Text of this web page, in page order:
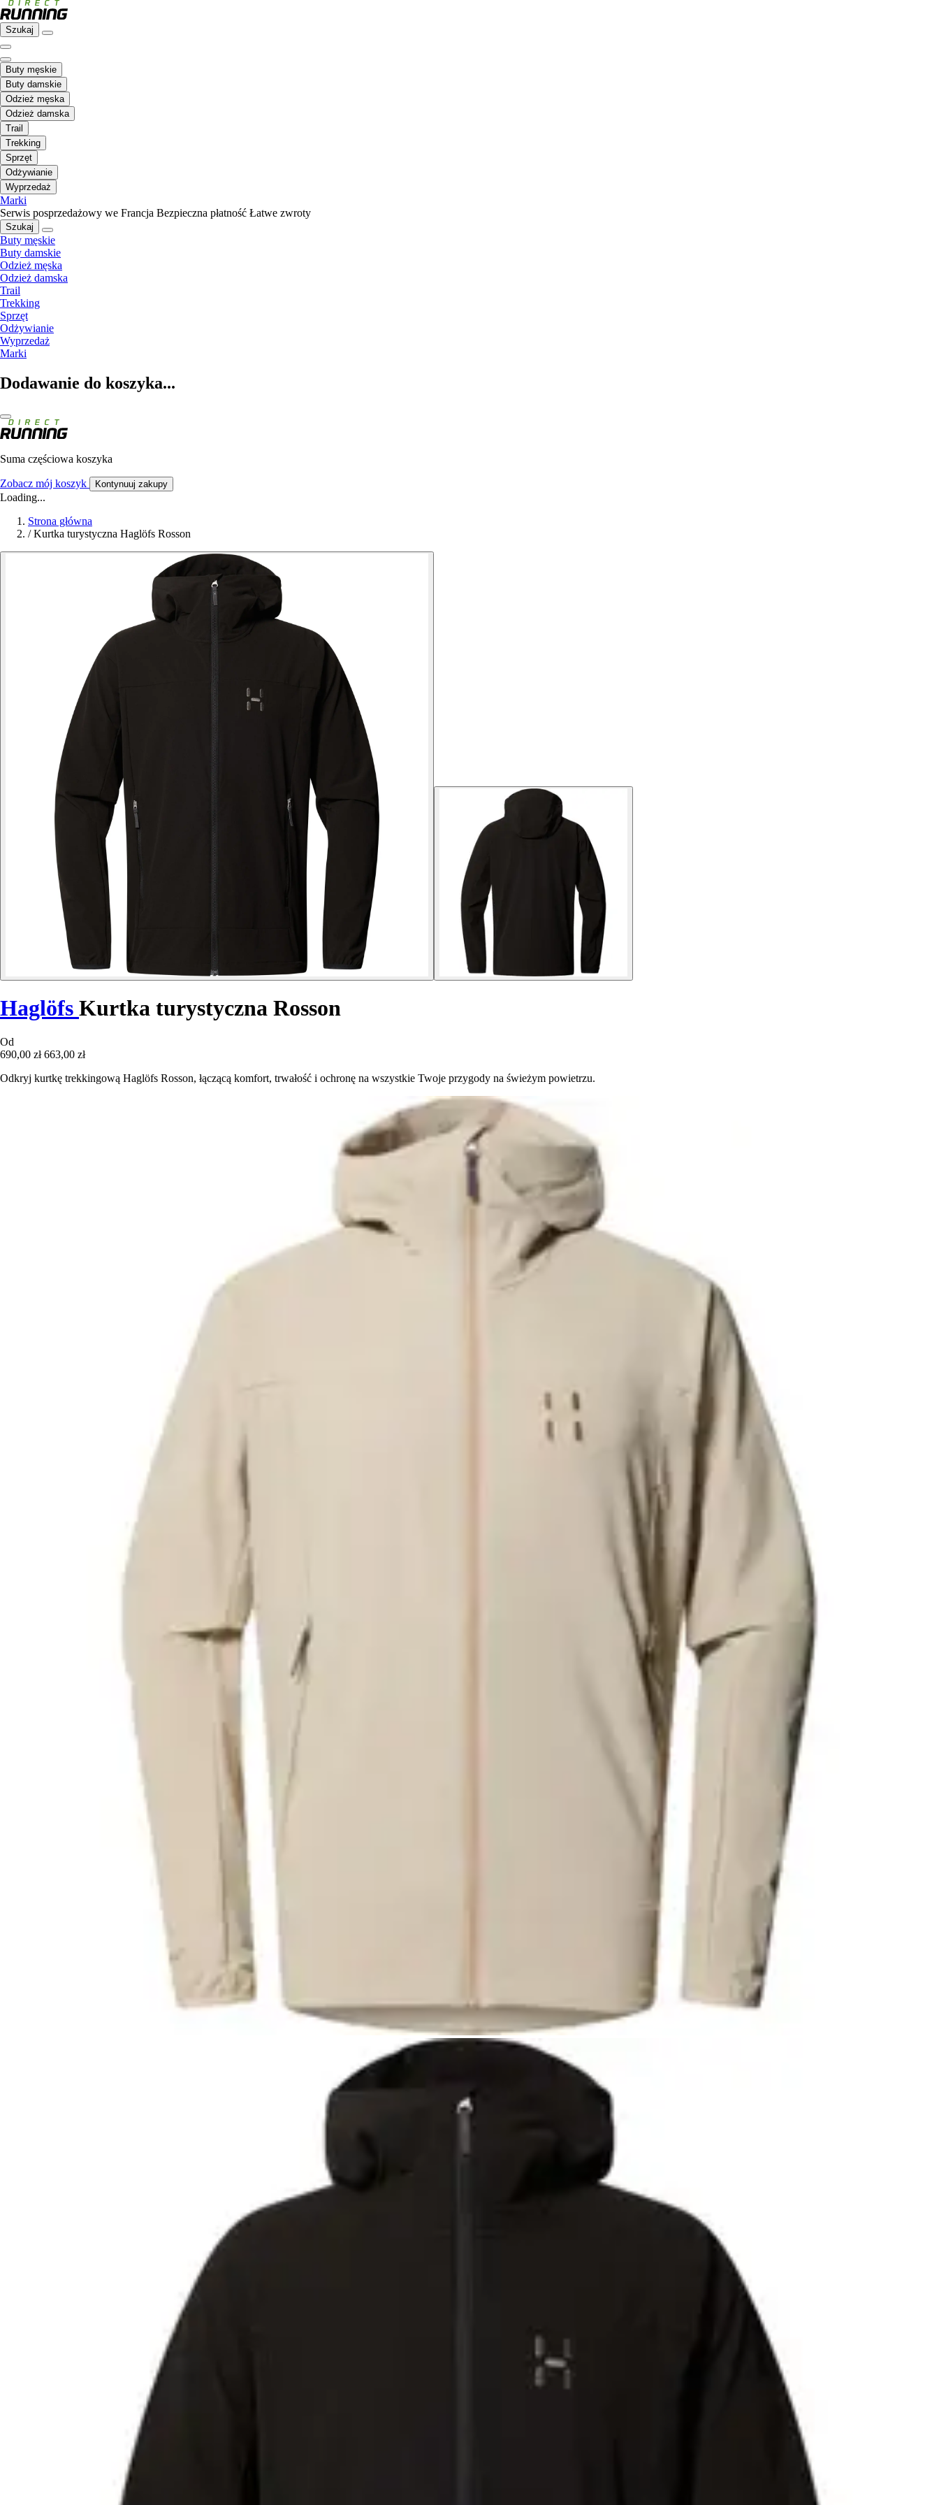
Szukaj
Buty męskie
Buty damskie
Odzież męska
Odzież damska
Trail
Trekking
Sprzęt
Odżywianie
Wyprzedaż
Marki
Serwis posprzedażowy we Francja Bezpieczna płatność Łatwe zwroty
Szukaj
Buty męskie
Buty damskie
Odzież męska
Odzież damska
Trail
Trekking
Sprzęt
Odżywianie
Wyprzedaż
Marki
Dodawanie do koszyka...
Suma częściowa koszyka
Zobacz mój koszyk Kontynuuj zakupy
Loading...
Strona główna
/ Kurtka turystyczna Haglöfs Rosson
Haglöfs Kurtka turystyczna Rosson
Od
690,00 zł 663,00 zł
Odkryj kurtkę trekkingową Haglöfs Rosson, łączącą komfort, trwałość i ochronę na wszystkie Twoje przygody na świeżym powietrzu.